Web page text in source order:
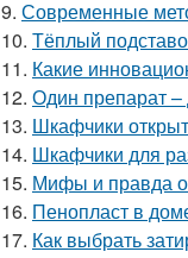
9. Современные
10. Тёплый
11. Какие
12. Один препарат –
13. Шкафчики
14. Шкафчики для
15. Мифы и правда о
16. Пенопласт в
17. Как выбрать